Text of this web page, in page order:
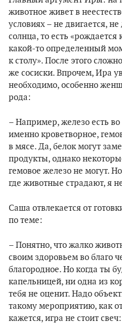
животное живет в
условиях – не двигается,
солнца, то есть
какой-то определенный
к столу». После этого
же сосиски. Впрочем, Ира
необходимо, особенно
рода:
– Например, железо есть
именно кроветворное,
в мясе. Да, белок могут
продукты, однако
гемовое железо не могут.
где животные страдают, я
Саша отвлекается от
по теме:
– Понятно, что жалко
своим здоровьем во благо
благородное. Но когда ты
капельницей, ни одна из
тебя не оценит. Надо
такому мероприятию, как
кажется, игра не стоит